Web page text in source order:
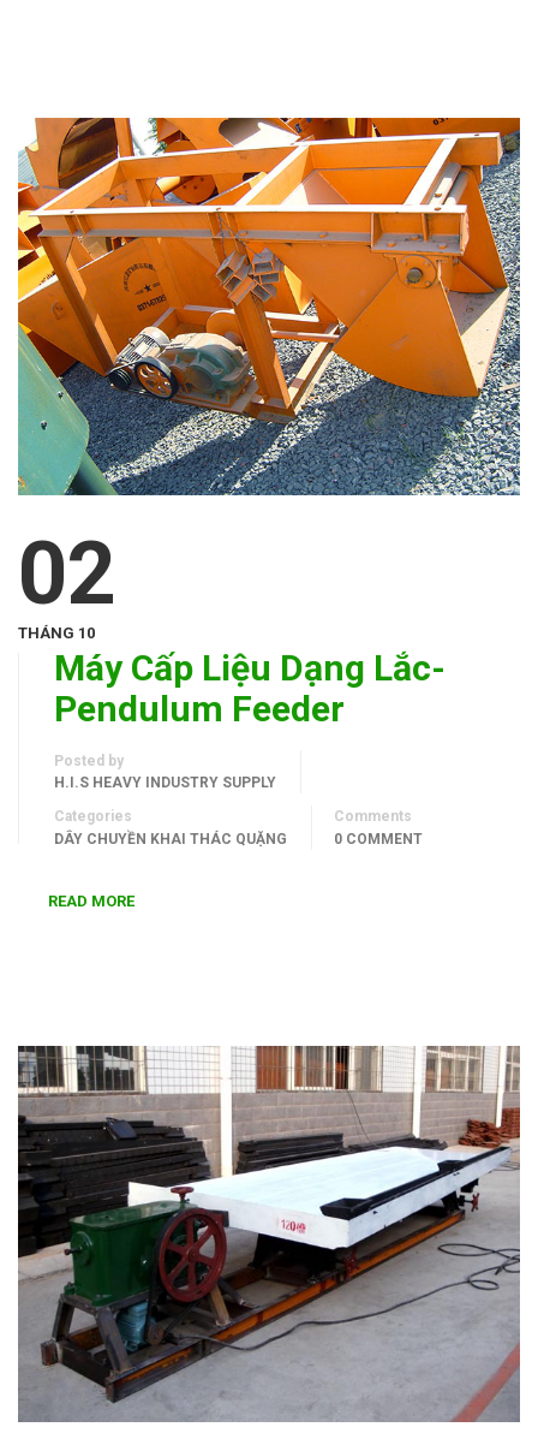
02
THÁNG 10
Máy Cấp Liệu Dạng Lắc-
Pendulum Feeder
Posted by
H.I.S HEAVY INDUSTRY SUPPLY
Categories
DÂY CHUYỀN KHAI THÁC QUẶNG
Comments
0 COMMENT
READ MORE